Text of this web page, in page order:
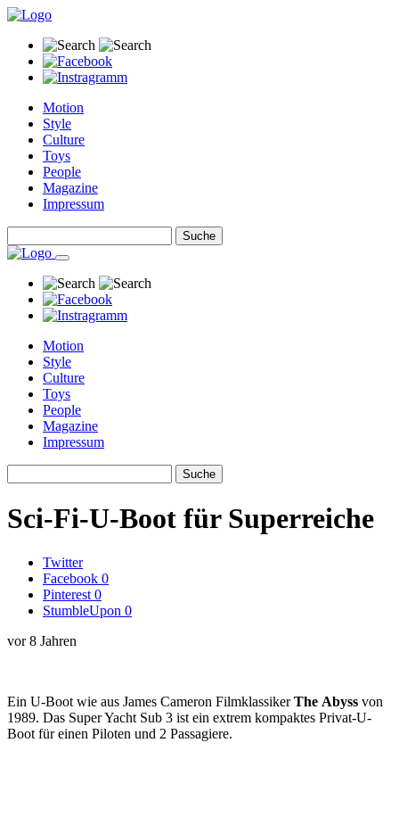
Motion
Style
Culture
Toys
People
Magazine
Impressum
Motion
Style
Culture
Toys
People
Magazine
Impressum
Sci-Fi-U-Boot für Superreiche
Twitter
Facebook 0
Pinterest 0
StumbleUpon 0
vor 8 Jahren
Ein U-Boot wie aus James Cameron FilmklassikerThe Abyss von
1989. Das Super Yacht Sub 3 ist ein extrem kompaktes Privat-U-
Boot für einen Piloten und 2 Passagiere.